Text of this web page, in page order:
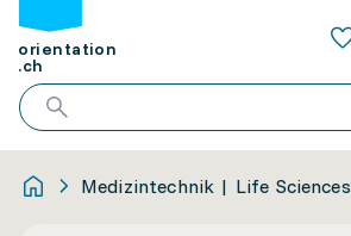
orientation
.ch
Medizintechnik | Life Sciences